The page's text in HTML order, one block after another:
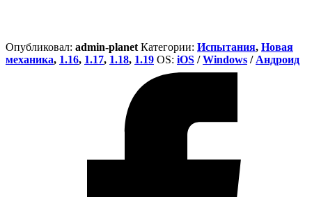
Опубликовал: admin-planet Категории: Испытания, Новая
механика, 1.16, 1.17, 1.18, 1.19 ОS: iOS /Windows / Андроид